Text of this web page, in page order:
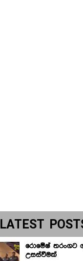
LATEST
රොමේෂ් තරංගට
උසස්වීමක්